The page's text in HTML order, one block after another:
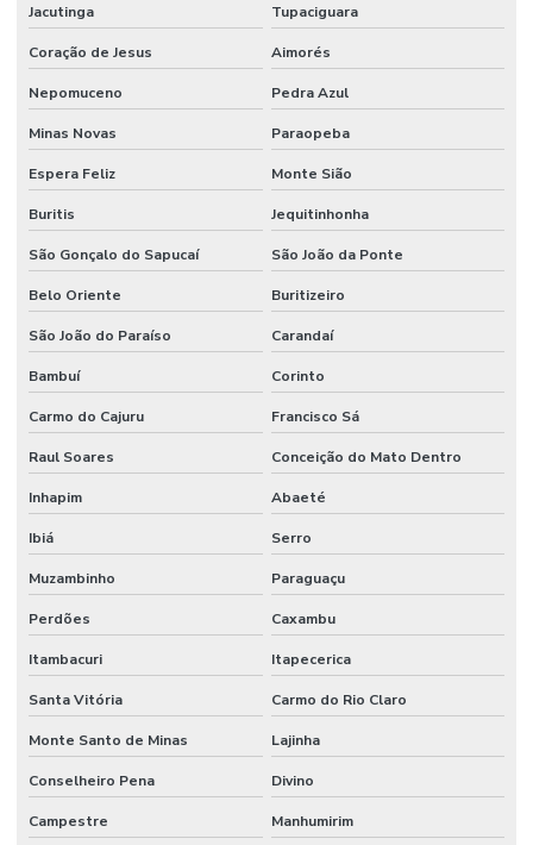
Jacutinga Tupaciguara
Coração de Jesus Aimorés
Nepomuceno Pedra Azul
Minas Novas Paraopeba
Espera Feliz Monte Sião
Buritis Jequitinhonha
São Gonçalo do Sapucaí São João da Ponte
Belo Oriente Buritizeiro
São João do Paraíso Carandaí
Bambuí Corinto
Carmo do Cajuru Francisco Sá
Raul Soares Conceição do Mato Dentro
Inhapim Abaeté
Ibiá Serro
Muzambinho Paraguaçu
Perdões Caxambu
Itambacuri Itapecerica
Santa Vitória Carmo do Rio Claro
Monte Santo de Minas Lajinha
Conselheiro Pena Divino
Campestre Manhumirim